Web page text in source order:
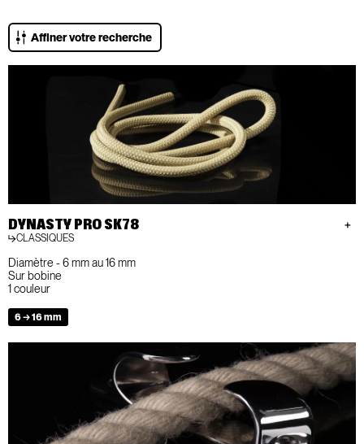
Affiner votre recherche
DYNASTY PRO SK78
CLASSIQUES
Diamètre - 6 mm au 16 mm
Sur bobine
1 couleur
6 → 16 mm